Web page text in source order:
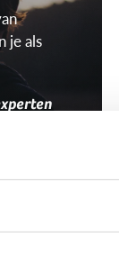
je als